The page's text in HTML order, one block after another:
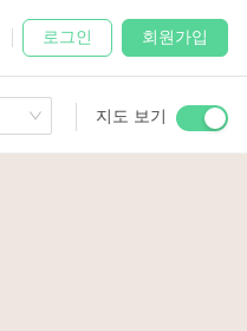
로그인 회원가입
지도 보기